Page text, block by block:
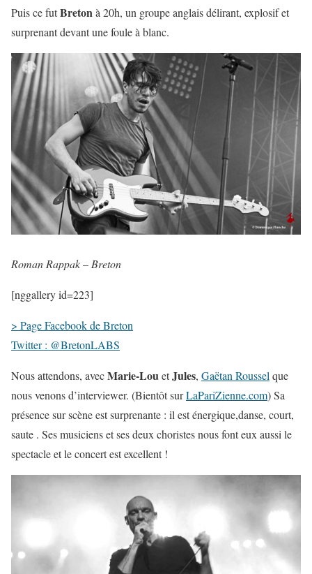
Puis ce futBreton à 20h, un groupe anglais délirant, explosif et
surprenant devant une foule à blanc.
Roman Rappak – Breton
[nggallery id=223]
> Page Facebook de Breton
Twitter : @BretonLABS
Nous attendons, avecMarie-LouetJules, Gaëtan Rousselque
nous venons d’interviewer. (Bientôt surLaPariZienne.com) Sa
présence sur scène est surprenante : il est énergique,danse, court,
saute . Ses musiciens et ses deux choristes nous font eux aussi le
spectacle et le concert est excellent !